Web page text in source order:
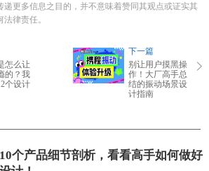
递更多信息之目的，并不意味着赞同其观点或证实其
律责任。
怎么让
的？我
个设计
下一篇
别让用户摸黑操
作！大厂高手总
结的振动场景设
计指南
10个产品细节剖析，看看高手如何做好